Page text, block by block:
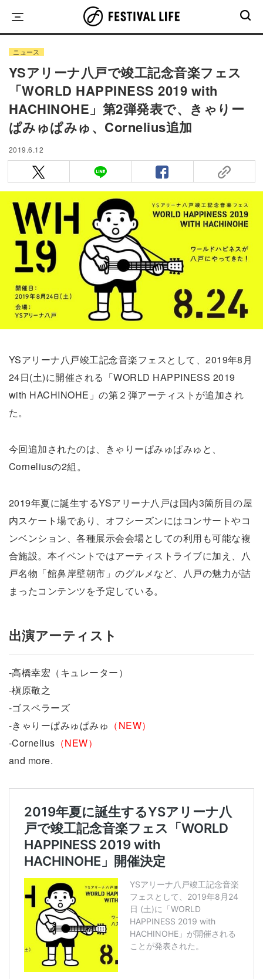
content
ニュース
YSアリーナ八戸で竣工記念音楽フェス
「WORLD HAPPINESS 2019 with
HACHINOHE」第2弾発表で、きゃりー
ぱみゅぱみゅ、Cornelius追加
2019.6.12
YSアリーナ八戸竣工記念音楽フェスとして、2019年8月
24日(土)に開催される「WORLD HAPPINESS 2019
with HACHINOHE」の第２弾アーティストが追加され
た。
今回追加されたのは、きゃりーぱみゅぱみゅと、
Corneliusの2組。
2019年夏に誕生するYSアリーナ八戸は国内3箇所目の屋
内スケート場であり、オフシーズンにはコンサートやコ
ンベンション、各種展示会会場としての利用も可能な複
合施設。本イベントではアーティストライブに加え、八
戸名物「館鼻岸壁朝市」のグルメなど、八戸の魅力が詰
まったコンテンツを予定している。
出演アーティスト
-高橋幸宏（キュレーター）
-槇原敬之
-ゴスペラーズ
-きゃりーぱみゅぱみゅ （NEW）
-Cornelius （NEW）
and more.